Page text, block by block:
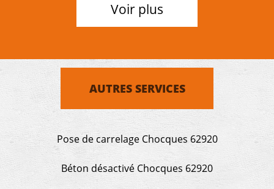
Voir plus
AUTRES SERVICES
Pose de carrelage Chocques 62920
Béton désactivé Chocques 62920